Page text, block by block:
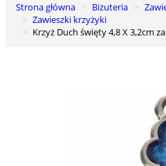
0
Koszyk
Strona główna Biżuteria
Zawieszki krzyżyki
Krzyż Duch święty 4,8 X 3,2cm